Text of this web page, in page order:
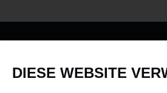
DIESE WEBSITE